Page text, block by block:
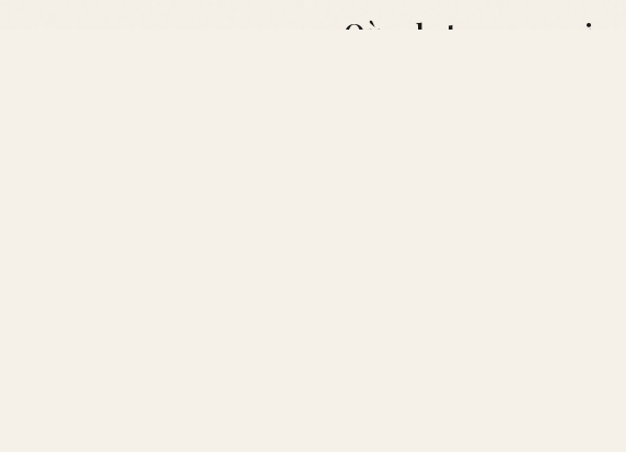
Où acheter : magasins